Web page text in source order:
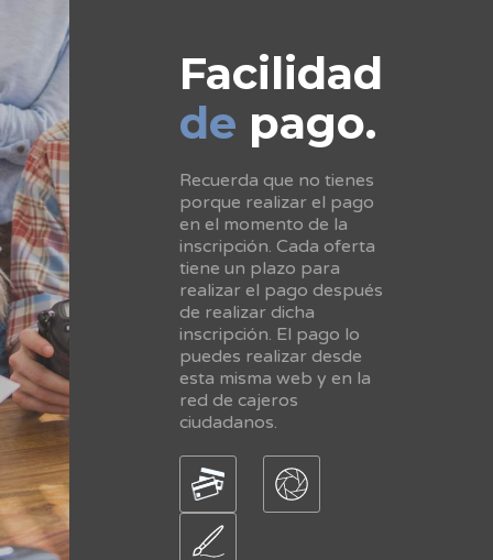
Facilidad
de pago.
Recuerda que no tienes
porque realizar el pago
en el momento de la
inscripción. Cada oferta
tiene un plazo para
realizar el pago después
de realizar dicha
inscripción. El pago lo
puedes realizar desde
esta misma web y en la
red de cajeros
ciudadanos.